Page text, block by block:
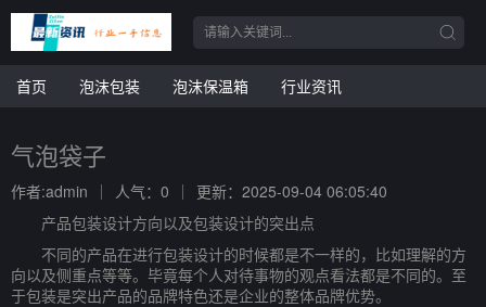
首页 泡沫包装 泡沫保温箱 行业资讯
气泡袋子
作者:admin 人气：0
更新：2025-09-04 06:05:40
产品包装设计方向以及包装设计的突出点
不同的产品在进行包装设计的时候都是不一样的，比如理解的方
向以及侧重点等等。毕竟每个人对待事物的观点看法都是不同的。至
于包装是突出产品的品牌特色还是企业的整体品牌优势。